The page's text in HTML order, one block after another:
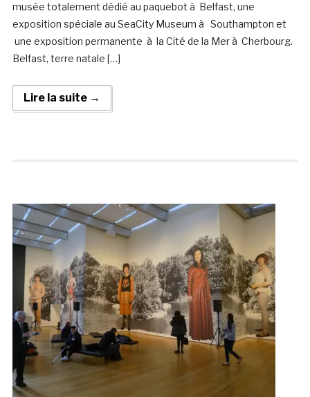
musée totalement dédié au paquebot à Belfast, une
exposition spéciale au SeaCity Museum à Southampton et
une exposition permanente à la Cité de la Mer à Cherbourg.
Belfast, terre natale […]
Lire la suite →